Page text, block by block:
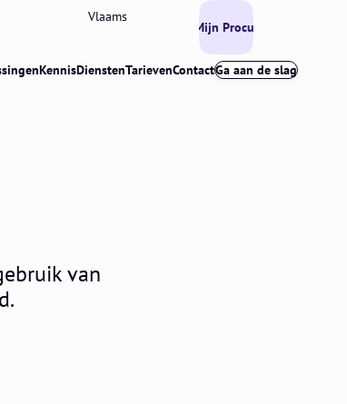
KennisDienstenTarievenContactGa aan de slag
Vlaams
Mijn Procurios
van